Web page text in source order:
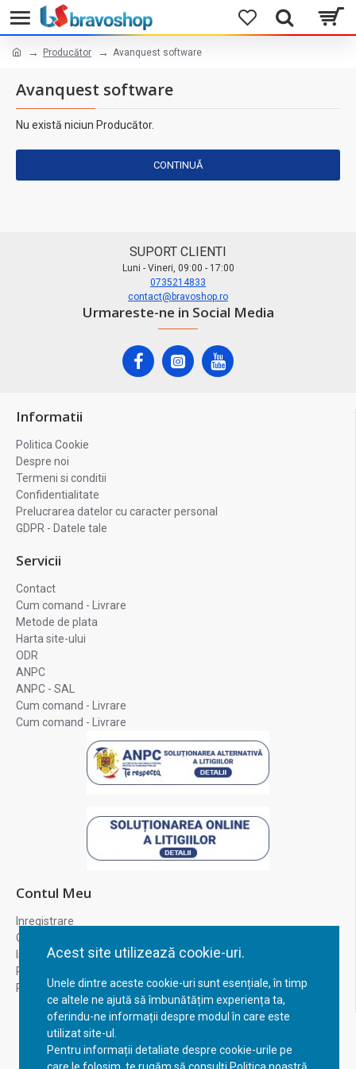
Acest site utilizează cookie-uri.
Unele dintre aceste cookie-uri sunt esențiale, în timp
ce altele ne ajută să îmbunătățim experiența ta,
oferindu-ne informații despre modul în care este
utilizat site-ul.
Pentru informații detaliate despre cookie-urile pe
Producător Avanquest software
Avanquest software
Nu există niciun Producător.
CONTINUĂ
SUPORT CLIENTI
Luni - Vineri, 09:00 - 17:00
0735214833
contact@bravoshop.ro
Urmareste-ne in Social Media
Informatii
Politica Cookie
Despre noi
Termeni si conditii
Confidentialitate
Prelucrarea datelor cu caracter personal
GDPR - Datele tale
Servicii
Contact
Cum comand - Livrare
Metode de plata
Harta site-ului
ODR
ANPC
ANPC - SAL
Cum comand - Livrare
Cum comand - Livrare
Contul Meu
Inregistrare
Contul meu
Istoric comenzi
Recuperare parola
Returnare produs